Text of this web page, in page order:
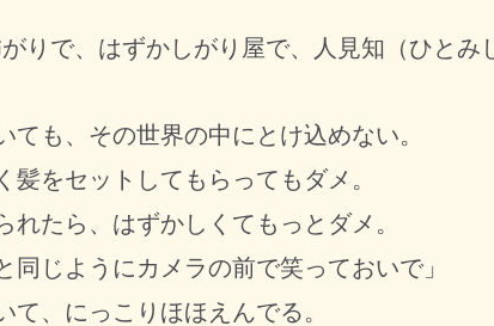
りで、はずかしがり屋で、人見知（ひとみ
も、その世界の中にとけ込めない。
をセットしてもらってもダメ。
たら、はずかしくてもっとダメ。
同じようにカメラの前で笑っておいで」
、にっこりほほえんでる。